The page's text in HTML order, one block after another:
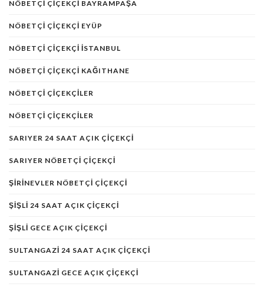
NÖBETÇI ÇIÇEKÇI BAYRAMPAŞA
NÖBETÇI ÇIÇEKÇI EYÜP
NÖBETÇI ÇIÇEKÇI ISTANBUL
NÖBETÇI ÇIÇEKÇI KAĞITHANE
NÖBETÇI ÇIÇEKÇILER
NÖBETÇI ÇIÇEKÇILER
SARIYER 24 SAAT AÇIK ÇIÇEKÇI
SARIYER NÖBETÇI ÇIÇEKÇI
ŞIRINEVLER NÖBETÇI ÇIÇEKÇI
ŞIŞLI 24 SAAT AÇIK ÇIÇEKÇI
ŞIŞLI GECE AÇIK ÇIÇEKÇI
SULTANGAZI 24 SAAT AÇIK ÇIÇEKÇI
SULTANGAZI GECE AÇIK ÇIÇEKÇI